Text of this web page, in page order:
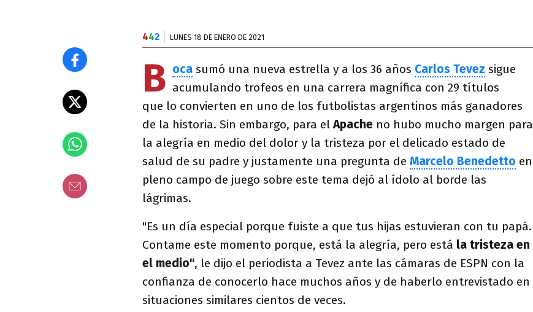
442 LUNES 18 DE ENERO DE 2021
B oca sumó una nueva estrella y a los 36 años Carlos Tevez sigue
acumulando trofeos en una carrera magnífica con 29 títulos
que lo convierten en uno de los futbolistas argentinos más ganadores
de la historia. Sin embargo, para elApache no hubo mucho margen para
la alegría en medio del dolor y la tristeza por el delicado estado de
salud de su padre y justamente una pregunta de Marcelo Benedetto en
pleno campo de juego sobre este tema dejó al ídolo al borde las
lágrimas.
"Es un día especial porque fuiste a que tus hijas estuvieran con tu papá.
Contame este momento porque, está la alegría, pero está la tristeza en
el medio", le dijo el periodista a Tevez ante las cámaras de ESPN con la
confianza de conocerlo hace muchos años y de haberlo entrevistado en
situaciones similares cientos de veces.